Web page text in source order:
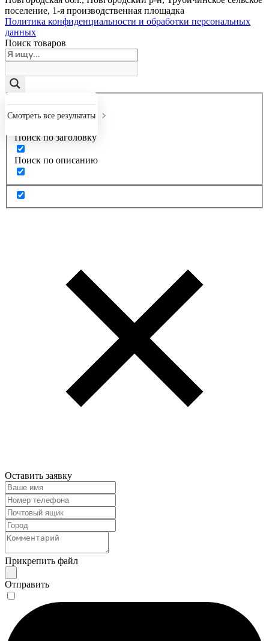
поселение, 1-я производственная площадка
Политика конфиденциальности и обработки персональных
данных
Поиск товаров
Смотреть все результаты
Точное совпадение
Поиск по заголовку
Поиск по описанию
Оставить заявку
Прикрепить файл
Отправить